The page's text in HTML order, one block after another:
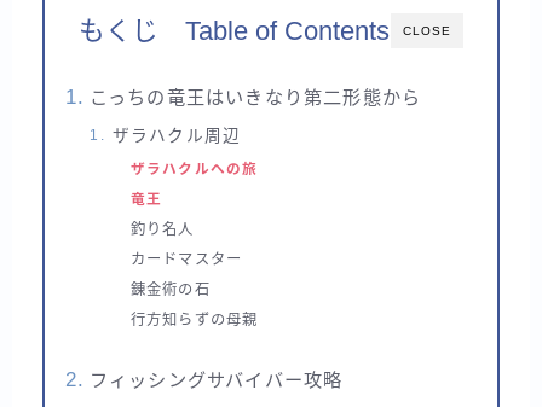
CLOSE
もくじ Table of Contents
こっちの竜王はいきなり第二形態から
ザラハクル周辺
ザラハクルへの旅
竜王
釣り名人
カードマスター
錬金術の石
行方知らずの母親
フィッシングサバイバー攻略